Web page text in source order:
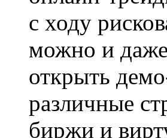
с ходу
можно и даже
открыть
различные
биржи и